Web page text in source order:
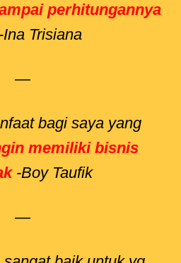
perhitungannya
-Ina Trisiana
—
bagi saya yang
memiliki bisnis
-Boy Taufik
—